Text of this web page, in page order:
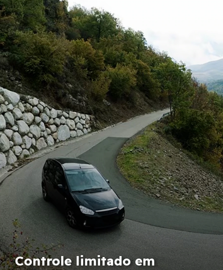
Controle limitado em